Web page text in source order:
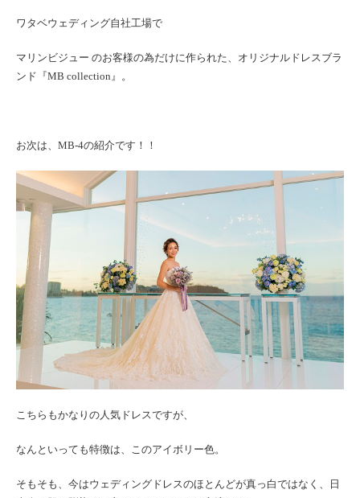
ワタベウェディング自社工場で
マリンビジュー のお客様の為だけに作られた、オリジナルドレスブラ
ンド『MB collection』。
お次は、 MB-4の紹介です！！
こちらもかなりの人気ドレスですが、
なんといっても特徴は、このアイボリー色。
そもそも、今はウェディングドレスのほとんどが真っ白ではなく、日